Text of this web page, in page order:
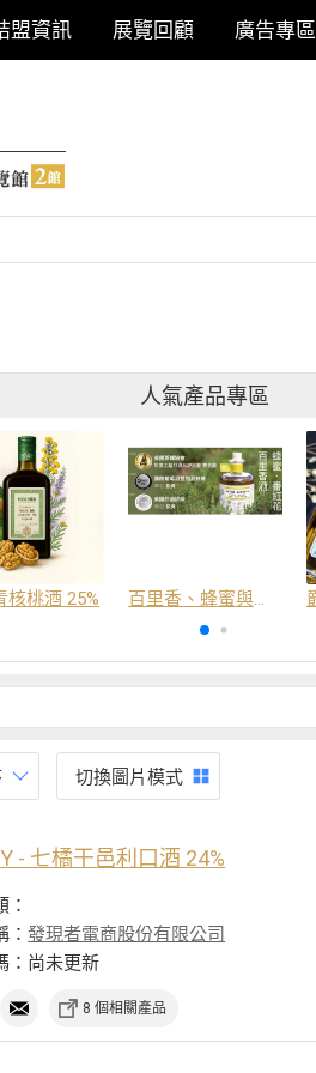
盟資訊 展覽回顧 廣告專區
人氣產品專區
核桃酒 25% 百里香、蜂蜜與番紅花酒
切換圖片模式
- 七橘干邑利口酒 24%
：
：發現者電商股份有限公司
：尚未更新
8 個相關產品